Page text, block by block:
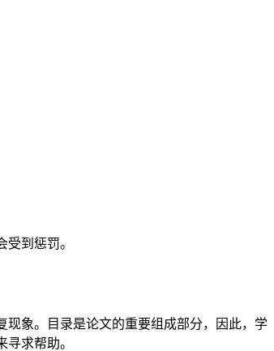
到惩罚。
象。目录是论文的重要组成部分，因此，学
求帮助。